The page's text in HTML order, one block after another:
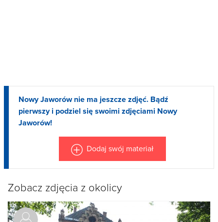
Nowy Jaworów nie ma jeszcze zdjęć. Bądź
pierwszy i podziel się swoimi zdjęciami Nowy
Jaworów!
Dodaj swój materiał
Zobacz zdjęcia z okolicy